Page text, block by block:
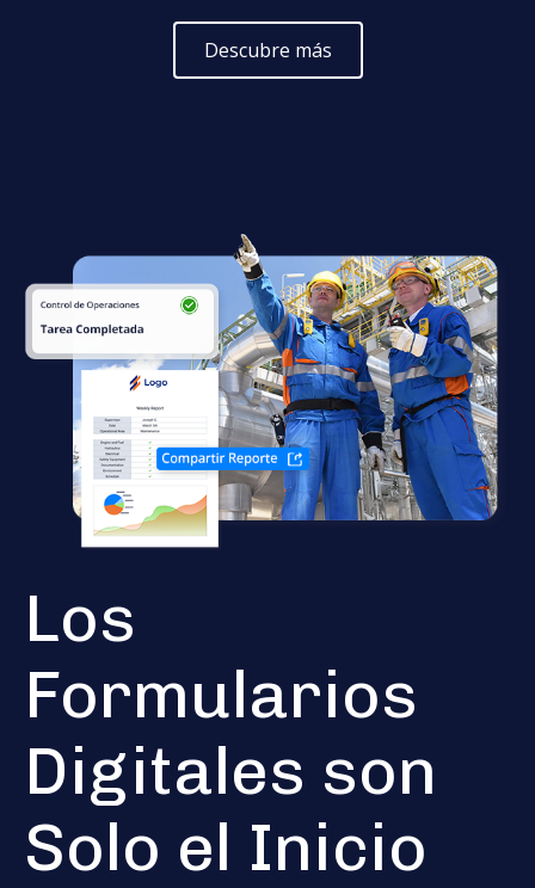
Descubre más
Los
Formularios
Digitales son
Solo el Inicio